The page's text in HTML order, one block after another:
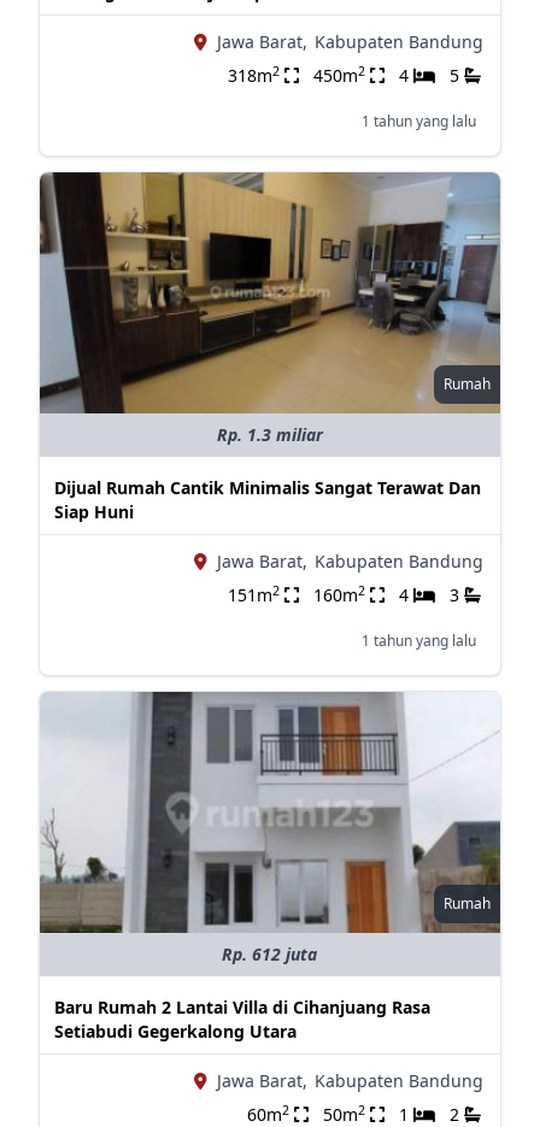
Jawa Barat, Kabupaten Bandung
318m2 450m2 4 5
1 tahun yang lalu
Rumah
Rp. 1.3 miliar
Dijual Rumah Cantik Minimalis Sangat Terawat Dan
Siap Huni
Jawa Barat, Kabupaten Bandung
151m2 160m2 4 3
1 tahun yang lalu
Rumah
Rp. 612 juta
Baru Rumah 2 Lantai Villa di Cihanjuang Rasa
Setiabudi Gegerkalong Utara
Jawa Barat, Kabupaten Bandung
60m2 50m2 1 2